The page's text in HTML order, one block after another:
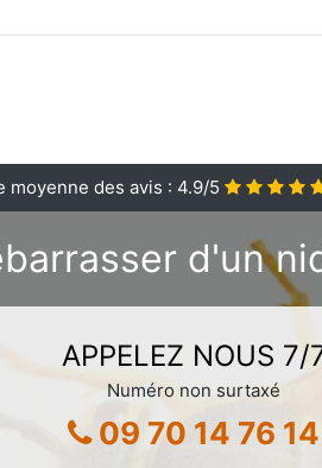
moyenne des avis : 4.9/5
d'un
APPELEZ NOUS 7/
Numéro non surtaxé
09 70 14 76 14